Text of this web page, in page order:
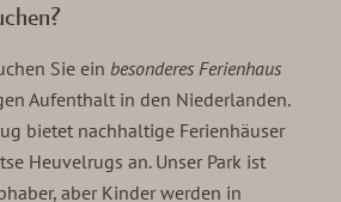
Sie ein besonderes Ferienhaus
Aufenthalt in den Niederlanden.
bietet nachhaltige Ferienhäuser
Heuvelrugs an. Unser Park ist
aber Kinder werden in